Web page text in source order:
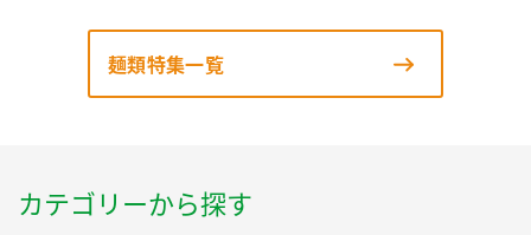
麺類特集一覧
カテゴリーから探す